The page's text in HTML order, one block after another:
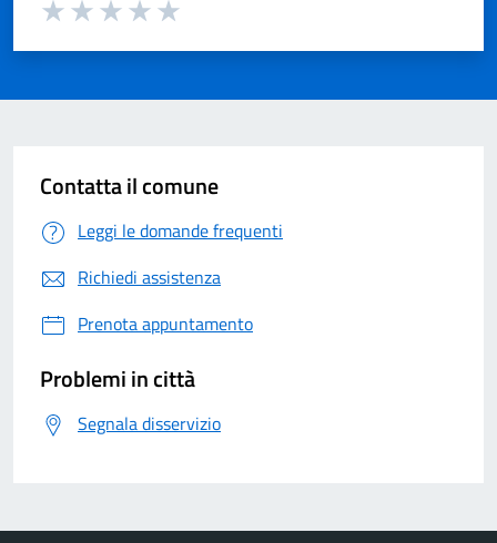
Contatta il comune
Leggi le domande frequenti
Richiedi assistenza
Prenota appuntamento
Problemi in città
Segnala disservizio